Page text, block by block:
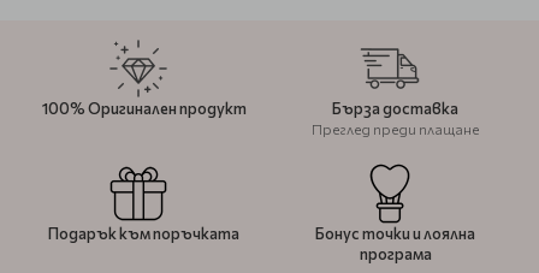
100% Оригинален продукт Бърза доставка
Преглед преди плащане
Подарък към поръчката
Бонус точки и лоялна
програма